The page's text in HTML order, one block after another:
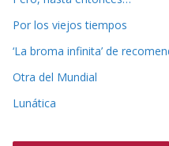
Por los viejos tiempos
‘La broma infinita’ de
Otra del Mundial
Lunática